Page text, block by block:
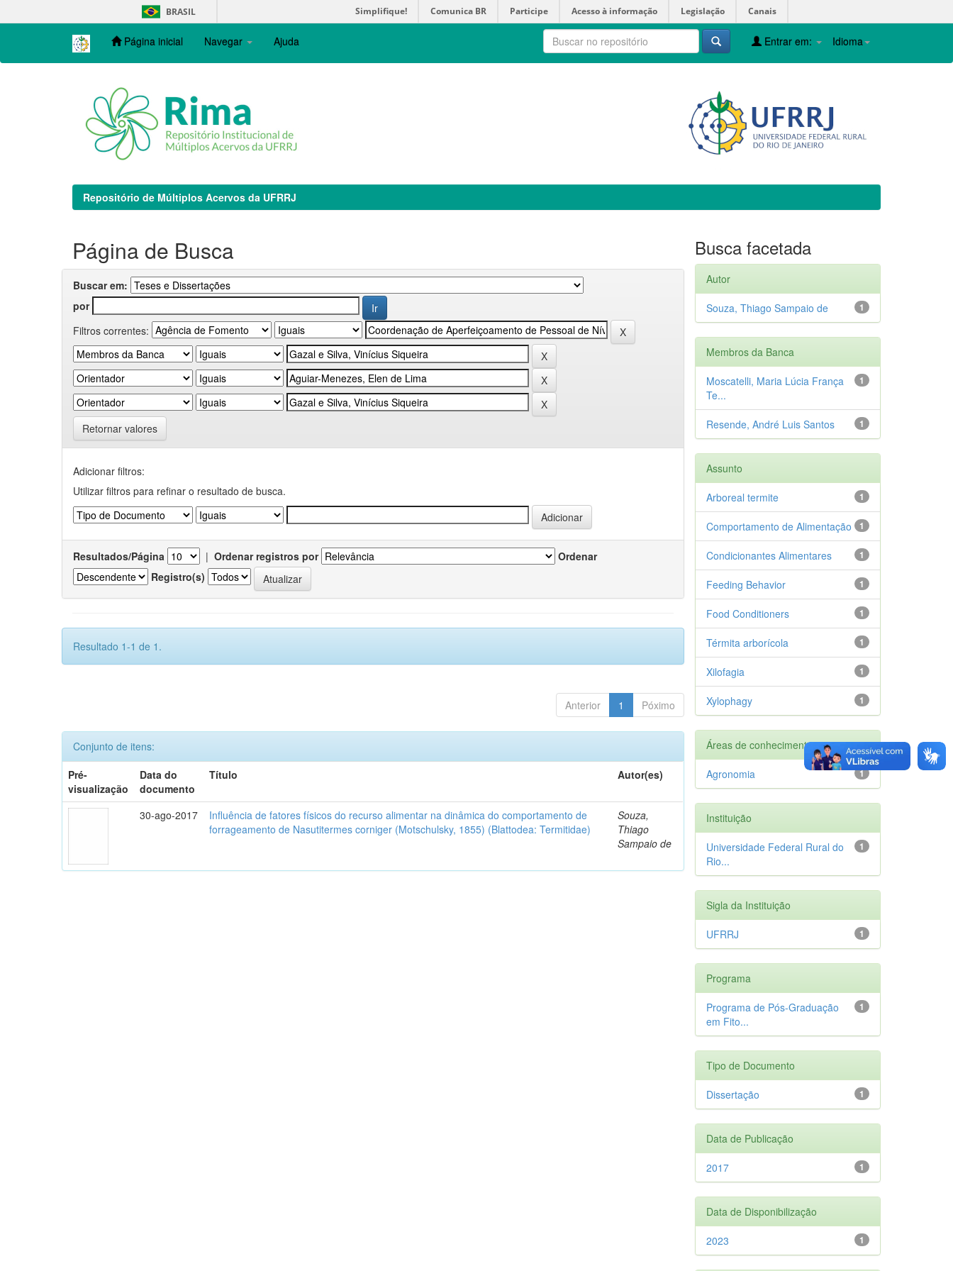
navigation
BRASIL Simplifique! Comunica BR Participe Acesso à informação Legislação Canais
Página inicial Navegar Ajuda Idioma
Entrar em:
Repositório de Múltiplos Acervos da UFRRJ
Página de Busca
Buscar em:
por
Filtros correntes:
Retornar valores
Adicionar filtros:
Utilizar filtros para refinar o resultado de busca.
Resultados/Página | Ordenar registros por
Ordenar
Registro(s)
Resultado 1-1 de 1.
Anterior 1 Póximo
Conjunto de itens:
Pré-
visualização
Data do
documento
Título Autor(es)
30-ago-2017
Influência de fatores físicos do recurso alimentar na dinâmica do comportamento de
forrageamento de Nasutitermes corniger (Motschulsky, 1855) (Blattodea: Termitidae)
Souza,
Thiago
Sampaio de
Busca facetada
Autor
1
Souza, Thiago Sampaio de
Membros da Banca
1
Moscatelli, Maria Lúcia França
Te...
1
Resende, André Luis Santos
Assunto
1
Arboreal termite
1
Comportamento de Alimentação
1
Condicionantes Alimentares
1
Feeding Behavior
1
Food Conditioners
1
Térmita arborícola
1
Xilofagia
1
Xylophagy
Áreas de conhecimento
1
Agronomia
Instituição
1
Universidade Federal Rural do
Rio...
Sigla da Instituição
1
UFRRJ
Programa
1
Programa de Pós-Graduação
em Fito...
Tipo de Documento
1
Dissertação
Data de Publicação
1
2017
Data de Disponibilização
1
2023